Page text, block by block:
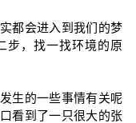
都会进入到我们的梦
步，找一找环境的原
生的一些事情有关呢
看到了一只很大的张